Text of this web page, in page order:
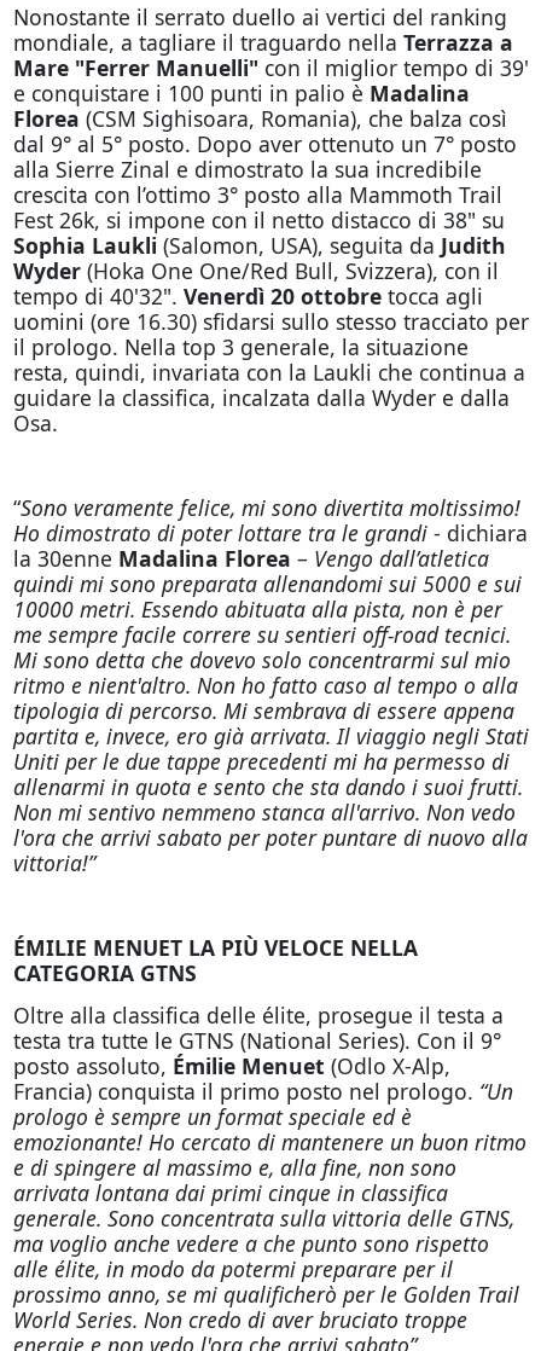
Nonostante il serrato duello ai vertici del ranking
mondiale, a tagliare il traguardo nella Terrazza a
Mare "Ferrer Manuelli" con il miglior tempo di 39'
e conquistare i 100 punti in palio è Madalina
Florea (CSM Sighisoara, Romania), che balza così
dal 9° al 5° posto. Dopo aver ottenuto un 7° posto
alla Sierre Zinal e dimostrato la sua incredibile
crescita con l’ottimo 3° posto alla Mammoth Trail
Fest 26k, si impone con il netto distacco di 38" su
Sophia Laukli (Salomon, USA), seguita da Judith
Wyder (Hoka One One/Red Bull, Svizzera), con il
tempo di 40'32". Venerdì 20 ottobretocca agli
uomini (ore 16.30) sfidarsi sullo stesso tracciato per
il prologo. Nella top 3 generale, la situazione
resta, quindi, invariata con la Laukli che continua a
guidare la classifica, incalzata dalla Wyder e dalla
Osa.
“Sono veramente felice, mi sono divertita moltissimo!
Ho dimostrato di poter lottare tra le grandi- dichiara
la 30enne Madalina Florea – Vengo dall’atletica
quindi mi sono preparata allenandomi sui 5000 e sui
10000 metri. Essendo abituata alla pista, non è per
me sempre facile correre su sentieri off-road tecnici.
Mi sono detta che dovevo solo concentrarmi sul mio
ritmo e nient'altro. Non ho fatto caso al tempo o alla
tipologia di percorso. Mi sembrava di essere appena
partita e, invece, ero già arrivata. Il viaggio negli Stati
Uniti per le due tappe precedenti mi ha permesso di
allenarmi in quota e sento che sta dando i suoi frutti.
Non mi sentivo nemmeno stanca all'arrivo. Non vedo
l'ora che arrivi sabato per poter puntare di nuovo alla
vittoria!”
ÉMILIE MENUET LA PIÙ VELOCE NELLA
CATEGORIA GTNS
Oltre alla classifica delle élite, prosegue il testa a
testa tra tutte le GTNS (National Series). Con il 9°
posto assoluto, Émilie Menuet (Odlo X-Alp,
Francia) conquista il primo posto nel prologo. “Un
prologo è sempre un format speciale ed è
emozionante! Ho cercato di mantenere un buon ritmo
e di spingere al massimo e, alla fine, non sono
arrivata lontana dai primi cinque in classifica
generale. Sono concentrata sulla vittoria delle GTNS,
ma voglio anche vedere a che punto sono rispetto
alle élite, in modo da potermi preparare per il
prossimo anno, se mi qualificherò per le Golden Trail
World Series. Non credo di aver bruciato troppe
energie e non vedo l'ora che arrivi sabato”.